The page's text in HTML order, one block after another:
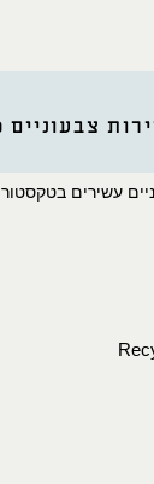
צבעוניים
עשירים